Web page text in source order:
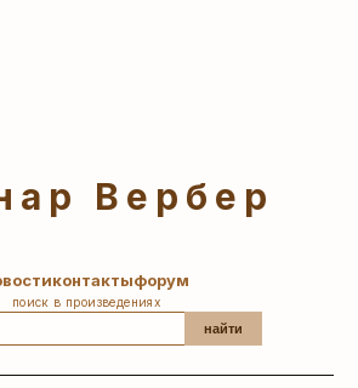
Вербер
контактыфорум
поиск в произведениях
найти